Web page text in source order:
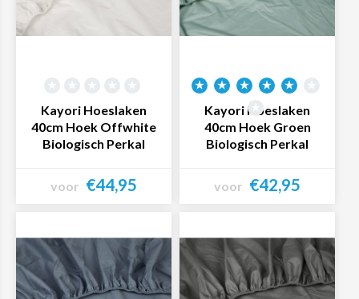
Kayori Hoeslaken
40cm Hoek Offwhite
Biologisch Perkal
voor €44,95
Kayori Hoeslaken
40cm Hoek Groen
Biologisch Perkal
voor €42,95